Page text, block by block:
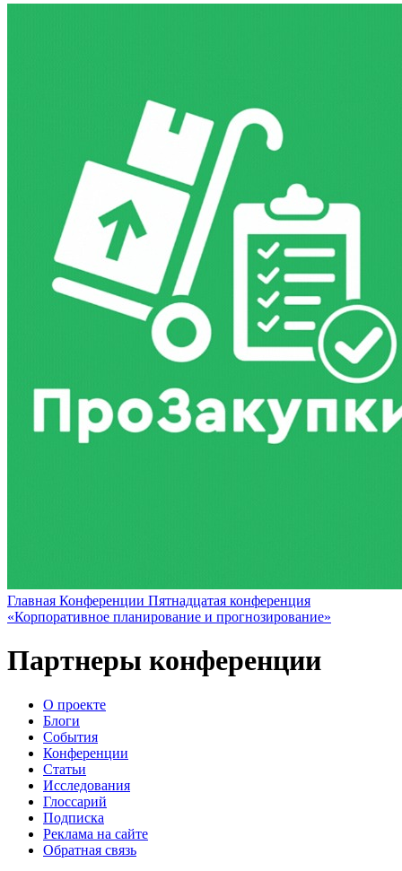
Главная Конференции Пятнадцатая конференция
«Корпоративное планирование и прогнозирование»
Партнеры конференции
О проекте
Блоги
События
Конференции
Статьи
Исследования
Глоссарий
Подписка
Реклама на сайте
Обратная связь